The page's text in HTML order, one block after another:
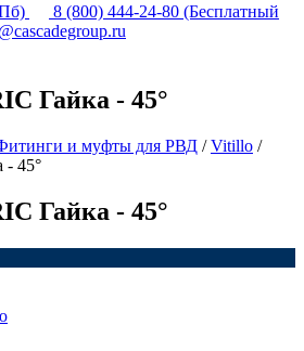
8 (800) 444-24-80 (Бесплатный
Гайка - 45°
и муфты для РВД /Vitillo /
- 45°
Гайка - 45°